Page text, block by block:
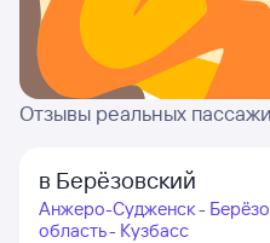
Отзывы реальных
в Берёзовский
Анжеро-Судженск -
область - Кузбасс